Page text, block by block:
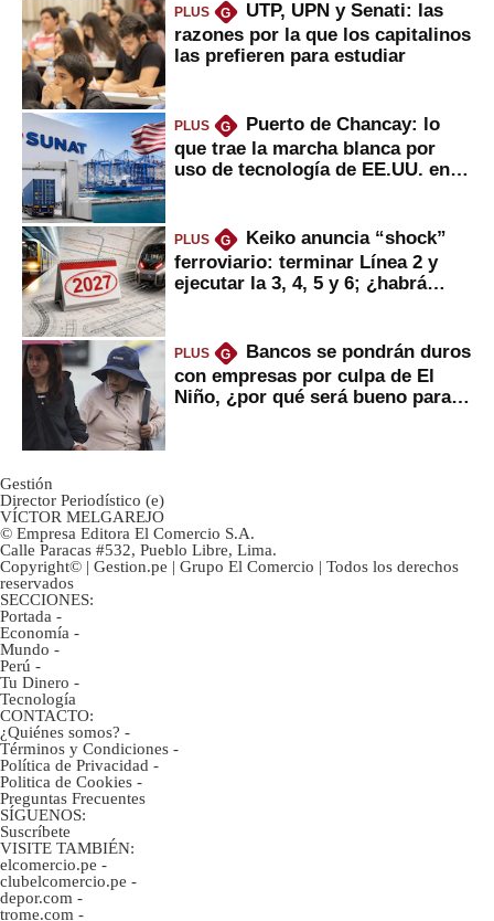
PLUS G
UTP, UPN y Senati: las
razones por la que los capitalinos
las prefieren para estudiar
PLUS G
Puerto de Chancay: lo
que trae la marcha blanca por
uso de tecnología de EE.UU. en
PLUS G
Keiko anuncia “shock”
ferroviario: terminar Línea 2 y
ejecutar la 3, 4, 5 y 6; ¿habrá
PLUS G
Bancos se pondrán duros
con empresas por culpa de El
Niño, ¿por qué será bueno para
Gestión
Director Periodístico (e)
VÍCTOR MELGAREJO
© Empresa Editora El Comercio S.A.
Calle Paracas #532, Pueblo Libre, Lima.
Copyright© | Gestion.pe | Grupo El Comercio | Todos los derechos
reservados
SECCIONES:
Portada -
Economía -
Mundo -
Perú -
Tu Dinero -
Tecnología
CONTACTO:
¿Quiénes somos? -
Términos y Condiciones -
Política de Privacidad -
Politica de Cookies -
Preguntas Frecuentes
SÍGUENOS:
Suscríbete
VISITE TAMBIÉN:
elcomercio.pe -
clubelcomercio.pe -
depor.com -
trome.com -